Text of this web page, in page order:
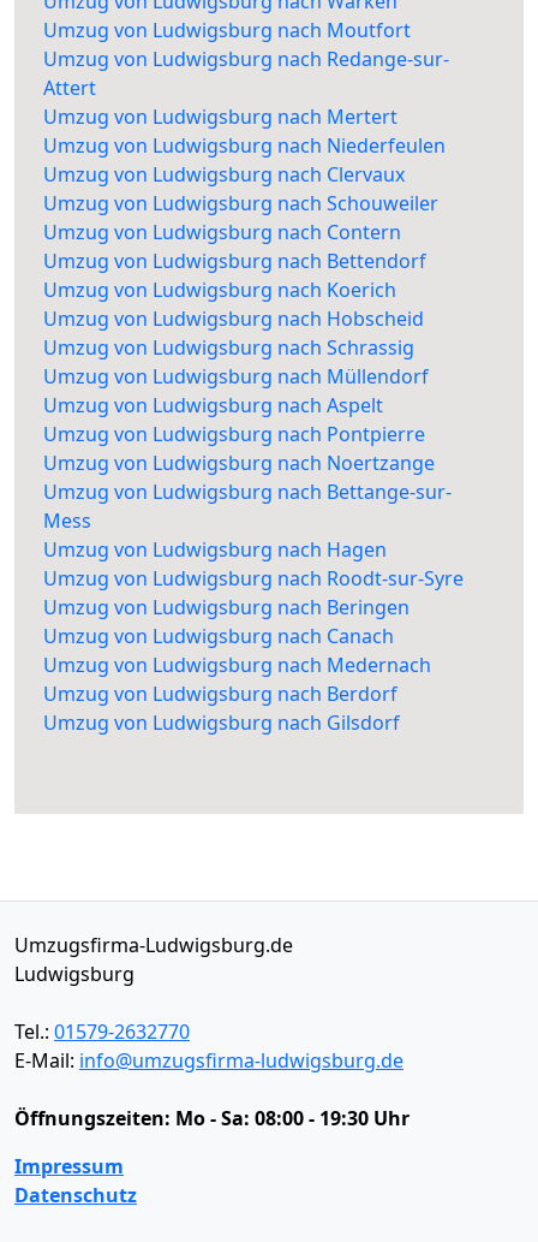
Umzug von Ludwigsburg nach Moutfort
Umzug von Ludwigsburg nach Redange-sur-
Attert
Umzug von Ludwigsburg nach Mertert
Umzug von Ludwigsburg nach Niederfeulen
Umzug von Ludwigsburg nach Clervaux
Umzug von Ludwigsburg nach Schouweiler
Umzug von Ludwigsburg nach Contern
Umzug von Ludwigsburg nach Bettendorf
Umzug von Ludwigsburg nach Koerich
Umzug von Ludwigsburg nach Hobscheid
Umzug von Ludwigsburg nach Schrassig
Umzug von Ludwigsburg nach Müllendorf
Umzug von Ludwigsburg nach Aspelt
Umzug von Ludwigsburg nach Pontpierre
Umzug von Ludwigsburg nach Noertzange
Umzug von Ludwigsburg nach Bettange-sur-
Mess
Umzug von Ludwigsburg nach Hagen
Umzug von Ludwigsburg nach Roodt-sur-Syre
Umzug von Ludwigsburg nach Beringen
Umzug von Ludwigsburg nach Canach
Umzug von Ludwigsburg nach Medernach
Umzug von Ludwigsburg nach Berdorf
Umzug von Ludwigsburg nach Gilsdorf
Umzugsfirma-Ludwigsburg.de
Ludwigsburg
Tel.: 01579-2632770
E-Mail: info@umzugsfirma-ludwigsburg.de
Öffnungszeiten: Mo - Sa: 08:00 - 19:30 Uhr
Impressum
Datenschutz